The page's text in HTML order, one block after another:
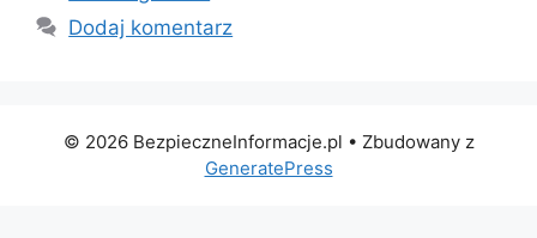
Dodaj komentarz
© 2026 BezpieczneInformacje.pl • Zbudowany z
GeneratePress